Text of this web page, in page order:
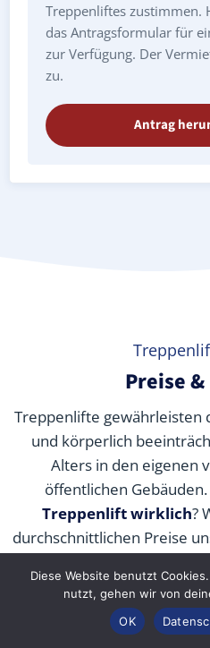
Treppenliftes zustimmen.
das Antragsformular für
zur Verfügung. Der
zu.
Antrag
Preise
Treppenlifte gewährleisten
und körperlich
Alters in den eigenen
öffentlichen
Treppenlift wirklich?
durchschnittlichen Preise
Fördermittel und
Interaktiver
Diese Website benutzt
nutzt, gehen wir von
OK